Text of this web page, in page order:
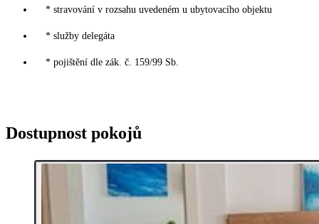
* stravování v rozsahu uvedeném u ubytovacího objektu
* služby delegáta
* pojištění dle zák. č. 159/99 Sb.
Dostupnost pokojů